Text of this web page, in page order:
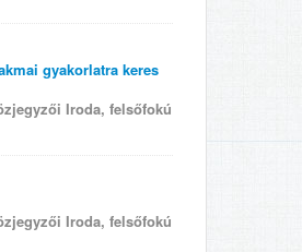
gyakorlatra keres
Iroda, felsőfokú
Iroda, felsőfokú